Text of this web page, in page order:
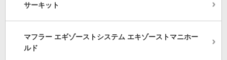
サーキット
マフラー エギゾーストシステム エキゾーストマニホー
ルド